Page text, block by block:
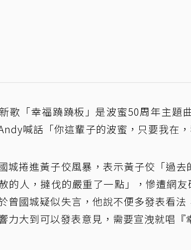
歌「幸福蹺蹺板」是波蜜50周年主題
喊話「你這輩子的波蜜，只要我在，
城捲進黃子佼風暴，表示黃子佼「過
的人，撻伐的嚴重了一點」，慘遭網
曾國城疑似失言，他說不便多發表看
力大到可以發表意見，需要宣洩就唱